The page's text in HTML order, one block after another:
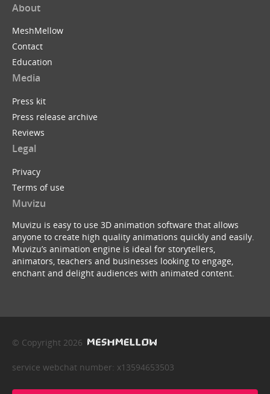
About
MeshMellow
Contact
Education
Media
Press kit
Press release archive
Reviews
Legal
Privacy
Terms of use
Muvizu
Muvizu is easy to use 3D animation software that allows
anyone to create high quality animations quickly and easily.
Muvizu’s animation engine is ideal for storytellers,
animators, teachers and businesses looking to engage,
enchant and delight audiences with animated content.
© Copyright 2026
service webchat number: x13594653503